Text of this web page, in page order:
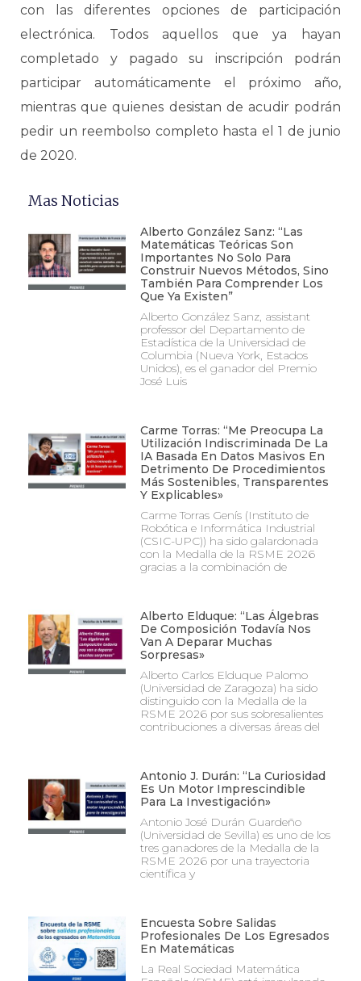
con las diferentes opciones de participación
electrónica. Todos aquellos que ya hayan
completado y pagado su inscripción podrán
participar automáticamente el próximo año,
mientras que quienes desistan de acudir podrán
pedir un reembolso completo hasta el 1 de junio
de 2020.
Mas Noticias
Alberto González Sanz: “Las
Matemáticas Teóricas Son
Importantes No Solo Para
Construir Nuevos Métodos, Sino
También Para Comprender Los
Que Ya Existen”
Alberto González Sanz, assistant
professor del Departamento de
Estadística de la Universidad de
Columbia (Nueva York, Estados
Unidos), es el ganador del Premio
José Luis
Carme Torras: “Me Preocupa La
Utilización Indiscriminada De La
IA Basada En Datos Masivos En
Detrimento De Procedimientos
Más Sostenibles, Transparentes
Y Explicables»
Carme Torras Genís (Instituto de
Robótica e Informática Industrial
(CSIC-UPC)) ha sido galardonada
con la Medalla de la RSME 2026
gracias a la combinación de
Alberto Elduque: “Las Álgebras
De Composición Todavía Nos
Van A Deparar Muchas
Sorpresas»
Alberto Carlos Elduque Palomo
(Universidad de Zaragoza) ha sido
distinguido con la Medalla de la
RSME 2026 por sus sobresalientes
contribuciones a diversas áreas del
Antonio J. Durán: “La Curiosidad
Es Un Motor Imprescindible
Para La Investigación»
Antonio José Durán Guardeño
(Universidad de Sevilla) es uno de los
tres ganadores de la Medalla de la
RSME 2026 por una trayectoria
científica y
Encuesta Sobre Salidas
Profesionales De Los Egresados
En Matemáticas
La Real Sociedad Matemática